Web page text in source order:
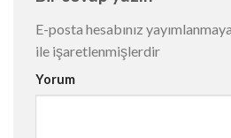
E-posta hesabınız
ile işaretlenmişlerdir
Yorum